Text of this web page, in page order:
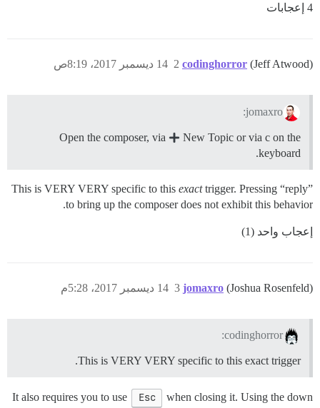
4 إعجابات
codinghorror (Jeff Atwood) 14 ديسمبر 2017، 8:19ص 2
jomaxro:
Open the composer, via
New Topic or via c on the
keyboard.
This is VERY VERY specific to this exacttrigger. Pressing “reply”
to bring up the composer does not exhibit this behavior.
إعجاب واحد (1)
jomaxro (Joshua Rosenfeld) 14 ديسمبر 2017، 5:28م 3
codinghorror:
This is VERY VERY specific to this exact trigger.
It also requires you to use Esc
when closing it. Using the down